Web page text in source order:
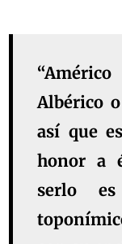
Albérico
así que
honor a
serlo